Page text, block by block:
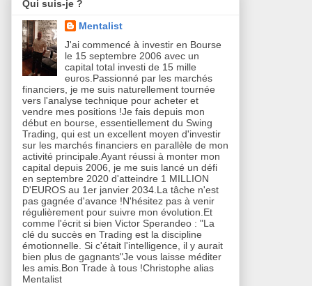
Qui suis-je ?
Mentalist
J'ai commencé à investir en Bourse
le 15 septembre 2006 avec un
capital total investi de 15 mille
euros.Passionné par les marchés
financiers, je me suis naturellement tournée
vers l'analyse technique pour acheter et
vendre mes positions !Je fais depuis mon
début en bourse, essentiellement du Swing
Trading, qui est un excellent moyen d'investir
sur les marchés financiers en parallèle de mon
activité principale.Ayant réussi à monter mon
capital depuis 2006, je me suis lancé un défi
en septembre 2020 d'atteindre 1 MILLION
D'EUROS au 1er janvier 2034.La tâche n'est
pas gagnée d'avance !N'hésitez pas à venir
régulièrement pour suivre mon évolution.Et
comme l'écrit si bien Victor Sperandeo : "La
clé du succès en Trading est la discipline
émotionnelle. Si c'était l'intelligence, il y aurait
bien plus de gagnants"Je vous laisse méditer
les amis.Bon Trade à tous !Christophe alias
Mentalist